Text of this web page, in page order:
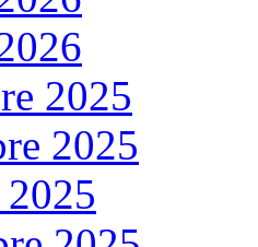
2025
2025